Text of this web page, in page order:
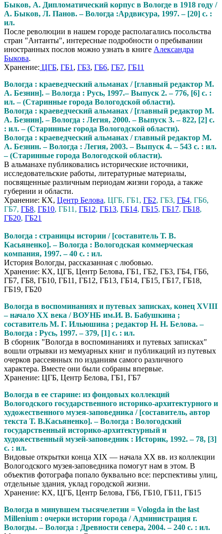
Быков, А. Дипломатический корпус в Вологде в 1918 году /
А. Быков, Л. Панов. – Вологда :Ардвисура, 1997. – [20] с. :
ил.
После революции в нашем городе располагались посольства
стран "Антанты", интересные подробности о пребывании
иностранных послов можно узнать в книге Александра
Быкова.
Хранение: ЦГБ, ГБ1 , ГБ3, ГБ6, ГБ7, ГБ11
Вологда : краеведческий альманах / [главный редактор М.
А. Безнин]. – Вологда : Русь, 1997.– Выпуск 2. – 776, [6] с. :
ил. – (Старинные города Вологодской области).
Вологда : краеведческий альманах / [главный редактор М.
А. Безнин]. – Вологда : Легия, 2000. – Выпуск 3. – 822, [2] с.
: ил. – (Старинные города Вологодской области).
Вологда : краеведческий альманах / главный редактор М.
А. Безнин. – Вологда : Легия, 2003. – Выпуск 4. – 543 с. : ил.
– (Старинные города Вологодской области).
В альманахе публиковались исторические источники,
исследовательские работы, литературные материалы,
посвященные различным периодам жизни города, а также
губернии и области.
Хранение: КХ, Центр Белова, ЦГБ, ГБ1, ГБ2, ГБ3, ГБ4, ГБ6,
ГБ7, ГБ8, ГБ10, ГБ11, ГБ12, ГБ13, ГБ14, ГБ15, ГБ17, ГБ18,
ГБ20, ГБ21
Вологда : страницы истории / [составитель Т. В.
Касьяненко]. – Вологда : Вологодская коммерческая
компания, 1997. – 40 с. : ил.
История Вологды, рассказанная с любовью.
Хранение: КХ, ЦГБ, Центр Белова, ГБ1, ГБ2, ГБ3, ГБ4, ГБ6,
ГБ7, ГБ8, ГБ10, ГБ11, ГБ12, ГБ13, ГБ14, ГБ15, ГБ17, ГБ18,
ГБ19, ГБ20
Вологда в воспоминаниях и путевых записках, конец ХVIII
– начало ХХ века / ВОУНБ им.И. В. Бабушкина ;
составитель М. Г. Ильюшина ; редактор Н. Н. Белова. –
Вологда : Русь, 1997. – 379, [1] с. : ил.
В сборник "Вологда в воспоминаниях и путевых записках"
вошли отрывки из мемуарных книг и публикаций из путевых
очерков рассеянных по изданиям самого различного
характера. Вместе они были собраны впервые.
Хранение: ЦГБ, Центр Белова, ГБ1, ГБ7
Вологда в ее старине: из фондовых коллекций
Вологодского государственного историко-архитектурного и
художественного музея-заповедника / [составитель, автор
текста Т. В.Касьяненко]. – Вологда : Вологодский
государственный историко-архитектурный и
художественный музей-заповедник : Историк, 1992. – 78, [3]
с. : ил.
Видовые открытки конца XIX — на­чала XX вв. из коллекции
Вологод­ского музея-заповедника помогут нам в этом. В
объектив фотографа попало буквально все: перспективы улиц,
отдельные здания, уклад город­ской жизни.
Хранение: КХ, ЦГБ, Центр Белова, ГБ6, ГБ10, ГБ11, ГБ15
Вологда в минувшем тысячелетии = Vologda in the last
Millenium : очерки истории города / Администрация г.
Вологды. – Вологда : Древности севера, 2004. – 240 с. : ил.